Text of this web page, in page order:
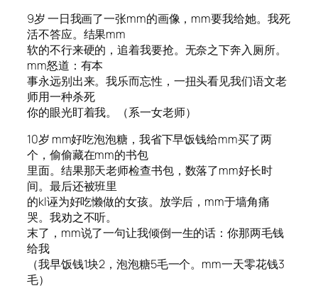
9岁 一日我画了一张mm的画像，mm要我给她。我死
活不答应。结果mm
软的不行来硬的，追着我要抢。无奈之下奔入厕所。
mm怒道：有本
事永远别出来。我乐而忘性，一扭头看见我们语文老
师用一种杀死
你的眼光盯着我。（系一女老师）
10岁 mm好吃泡泡糖，我省下早饭钱给mm买了两
个，偷偷藏在mm的书包
里面。结果那天老师检查书包，数落了mm好长时
间。最后还被班里
的kl诬为好吃懒做的女孩。放学后，mm于墙角痛
哭。我劝之不听。
末了，mm说了一句让我倾倒一生的话：你那两毛钱
给我
（我早饭钱1块2，泡泡糖5毛一个。mm一天零花钱3
毛）